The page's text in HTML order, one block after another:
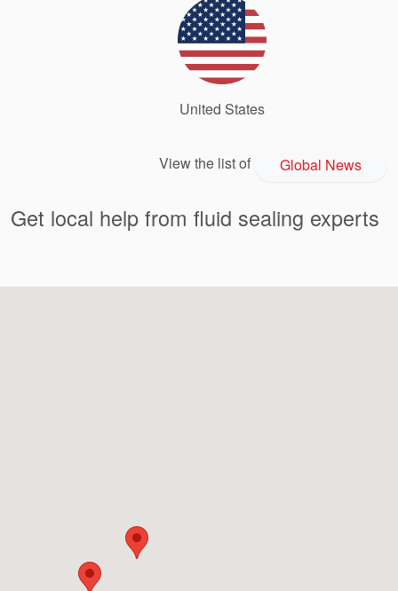
Académie
United States
View the list of Global News
Get local help from fluid sealing experts